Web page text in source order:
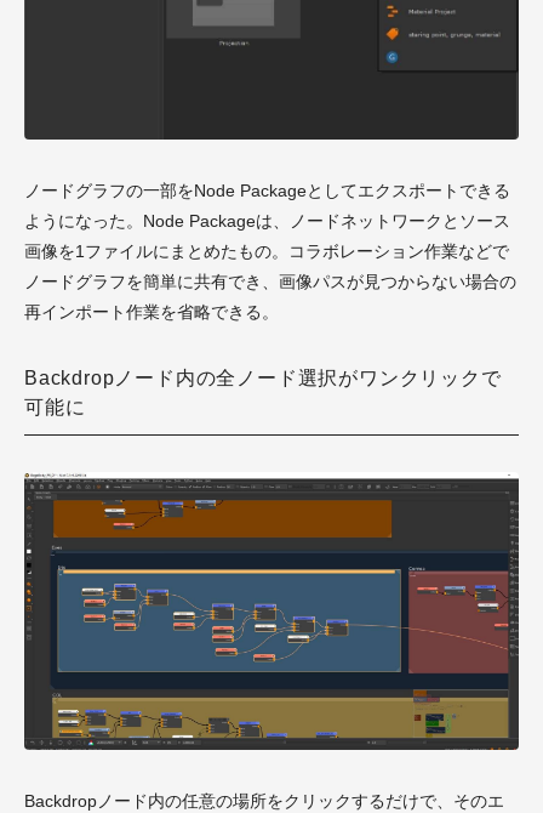
ノードグラフの一部をNode Packageとしてエクスポートできる
ようになった。Node Packageは、ノードネットワークとソース
画像を1ファイルにまとめたもの。コラボレーション作業などで
ノードグラフを簡単に共有でき、画像パスが見つからない場合の
再インポート作業を省略できる。
Backdropノード内の全ノード選択がワンクリックで
可能に
Backdropノード内の任意の場所をクリックするだけで、そのエ